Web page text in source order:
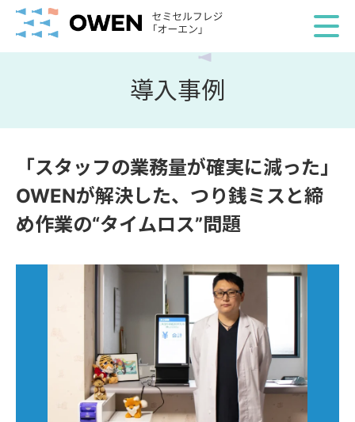
導入事例
「スタッフの業務量が確実に減った」
OWENが解決した、つり銭ミスと締
め作業の“タイムロス”問題